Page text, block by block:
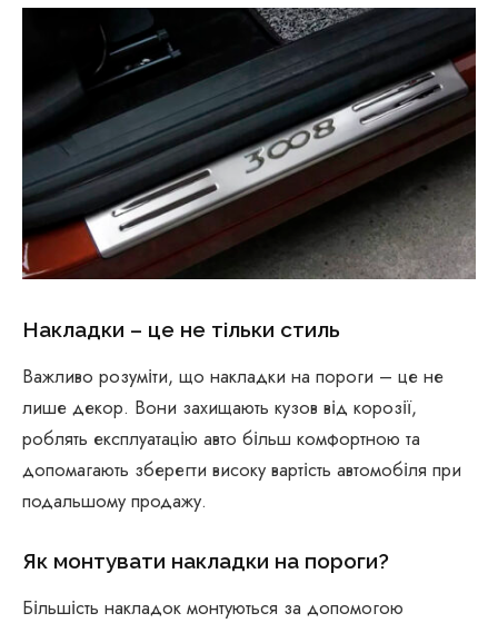
Накладки – це не тільки стиль
Важливо розуміти, що накладки на пороги – це не
лише декор. Вони захищають кузов від корозії,
роблять експлуатацію авто більш комфортною та
допомагають зберегти високу вартість автомобіля при
подальшому продажу.
Як монтувати накладки на пороги?
Більшість накладок монтуються за допомогою